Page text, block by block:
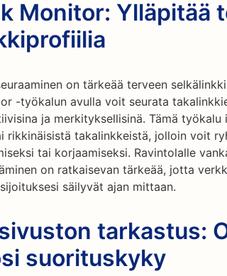
Monitor: Ylläpitää
on tärkeää terveen
-työkalun avulla voit seurata
ja merkityksellisinä. Tämä työkalu
rikkinäisistä takalinkkeistä, jolloin voit
tai korjaamiseksi. Ravintolalle
on ratkaisevan tärkeää, jotta
säilyvät ajan mittaan.
tarkastus:
suorituskyky